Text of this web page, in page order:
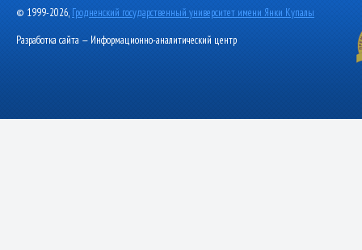
© 1999-2026, Гродненский государственный университет имени Янки Купалы
Разработка сайта — Информационно-аналитический центр